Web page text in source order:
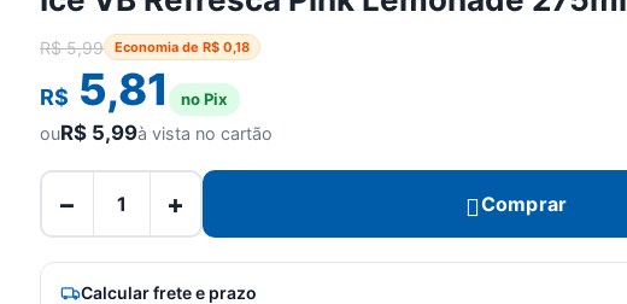
R$5,99 Economia de R$ 0,18
R$ 5,81 no Pix
ouR$ 5,99à vista no cartão
− + Comprar
Calcular frete e prazo